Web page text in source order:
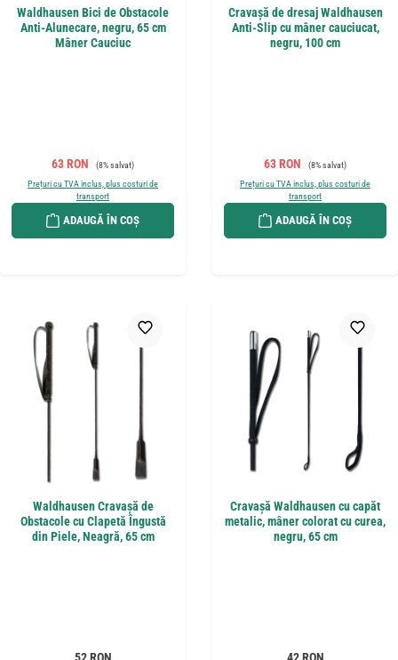
Waldhausen Bici de Obstacole
Anti-Alunecare, negru, 65 cm
Mâner Cauciuc
Preț de vânzare:
63 RON Preț obișnuit:
(8% salvat)
Prețuri cu TVA inclus, plus costuri de
transport
ADAUGĂ ÎN COȘ
Cravașă de dresaj Waldhausen
Anti-Slip cu mâner cauciucat,
negru, 100 cm
Preț de vânzare:
63 RON Preț obișnuit:
(8% salvat)
Prețuri cu TVA inclus, plus costuri de
transport
ADAUGĂ ÎN COȘ
Waldhausen Cravașă de
Obstacole cu Clapetă Îngustă
din Piele, Neagră, 65 cm
Cravașă Waldhausen cu capăt
metalic, mâner colorat cu curea,
negru, 65 cm